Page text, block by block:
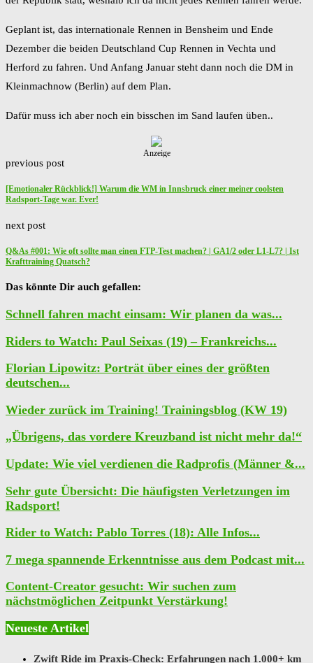
Geplant ist, das internationale Rennen in Bensheim und Ende
Dezember die beiden Deutschland Cup Rennen in Vechta und
Herford zu fahren. Und Anfang Januar steht dann noch die DM in
Kleinmachnow (Berlin) auf dem Plan.
Dafür muss ich aber noch ein bisschen im Sand laufen üben..
Anzeige
previous post
[Emotionaler Rückblick!] Warum die WM in Innsbruck einer meiner coolsten
Radsport-Tage war. Ever!
next post
Q&As #001: Wie oft sollte man einen FTP-Test machen? | GA1/2 oder L1-L7? | Ist
Krafttraining Quatsch?
Das könnte Dir auch gefallen:
Schnell fahren macht einsam: Wir planen da was...
Riders to Watch: Paul Seixas (19) – Frankreichs...
Florian Lipowitz: Porträt über eines der größten
deutschen...
Wieder zurück im Training! Trainingsblog (KW 19)
„Übrigens, das vordere Kreuzband ist nicht mehr da!“
Update: Wie viel verdienen die Radprofis (Männer &...
Sehr gute Übersicht: Die häufigsten Verletzungen im
Radsport!
Rider to Watch: Pablo Torres (18): Alle Infos...
7 mega spannende Erkenntnisse aus dem Podcast mit...
Content-Creator gesucht: Wir suchen zum
nächstmöglichen Zeitpunkt Verstärkung!
Neueste Artikel
Zwift Ride im Praxis-Check: Erfahrungen nach 1.000+ km